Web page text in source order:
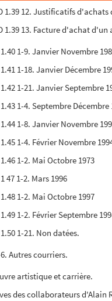
1.39 12. Justificatifs
1.39 13. Facture d'achat
1.40 1-9. Janvier Novembre
1.41 1-18. Janvier Décembre
1.42 1-21. Janvier Septembre
1.43 1-4. Septembre Décembre
1.44 1-8. Janvier Novembre
1.45 1-4. Février Novembre
1.46 1-2. Mai Octobre 1973
47 1-2. Mars 1996
1.48 1-2. Mai Octobre 1997
1.49 1-2. Février Septembre
1.50 1-21. Non datées.
6. Autres courriers.
artistique et carrière.
des collaborateurs d'Alain